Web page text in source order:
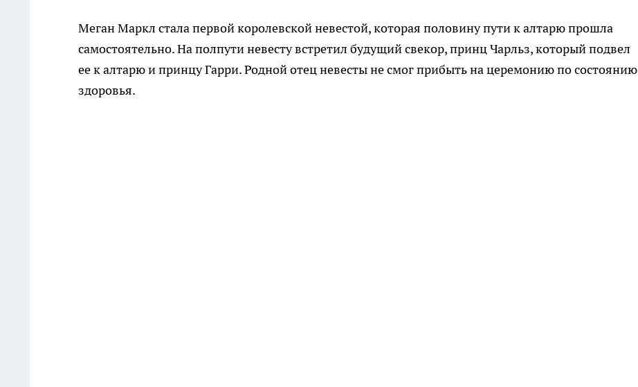
Меган Маркл стала первой королевской невестой, которая половину пути к алтарю прошла
самостоятельно. На полпути невесту встретил будущий свекор, принц Чарльз, который подвел
ее к алтарю и принцу Гарри. Родной отец невесты не смог прибыть на церемонию по состоянию
здоровья.